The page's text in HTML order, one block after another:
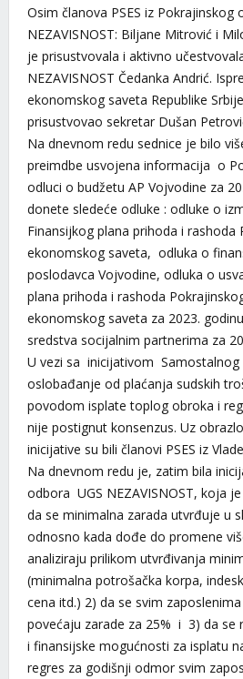
Osim članova PSES iz Pokrajinskog
NEZAVISNOST: Biljane Mitrović i
je prisustvovala i aktivno
NEZAVISNOST Čedanka Andrić.
ekonomskog saveta Republike
prisustvovao sekretar Dušan
Na dnevnom redu sednice je bilo
preimdbe usvojena informacija o
odluci o budžetu AP Vojvodine za
donete sledeće odluke : odluke o
Finansijkog plana prihoda i rashoda
ekonomskog saveta, odluka o
poslodavca Vojvodine, odluka o
plana prihoda i rashoda
ekonomskog saveta za 2023.
sredstva socijalnim partnerima za
U vezi sa inicijativom Samostalnog
oslobađanje od plaćanja sudskih
povodom isplate toplog obroka i
nije postignut konsenzus. Uz
inicijative su bili članovi PSES iz
Na dnevnom redu je, zatim bila
odbora UGS NEZAVISNOST, koja
da se minimalna zarada utvrđuje u
odnosno kada dođe do promene
analiziraju prilikom utvrđivanja
(minimalna potrošačka korpa,
cena itd.) 2) da se svim
povećaju zarade za 25% i 3) da se
i finansijske mogućnosti za isplatu
regres za godišnji odmor svim